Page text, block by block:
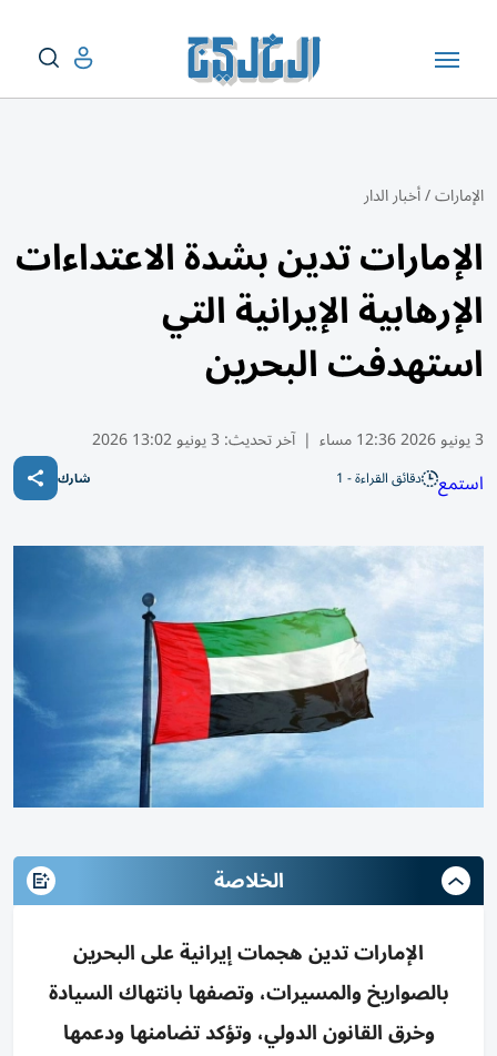
الإمارات/أخبار الدار
الإمارات تدين بشدة الاعتداءات
الإرهابية الإيرانية التي
استهدفت البحرين
3 يونيو 2026 12:36 مساء | آخر تحديث: 3 يونيو 13:02 2026
استمع دقائق القراءة - 1 شارك
الخلاصة
الإمارات تدين هجمات إيرانية على البحرين
بالصواريخ والمسيرات، وتصفها بانتهاك السيادة
وخرق القانون الدولي، وتؤكد تضامنها ودعمها